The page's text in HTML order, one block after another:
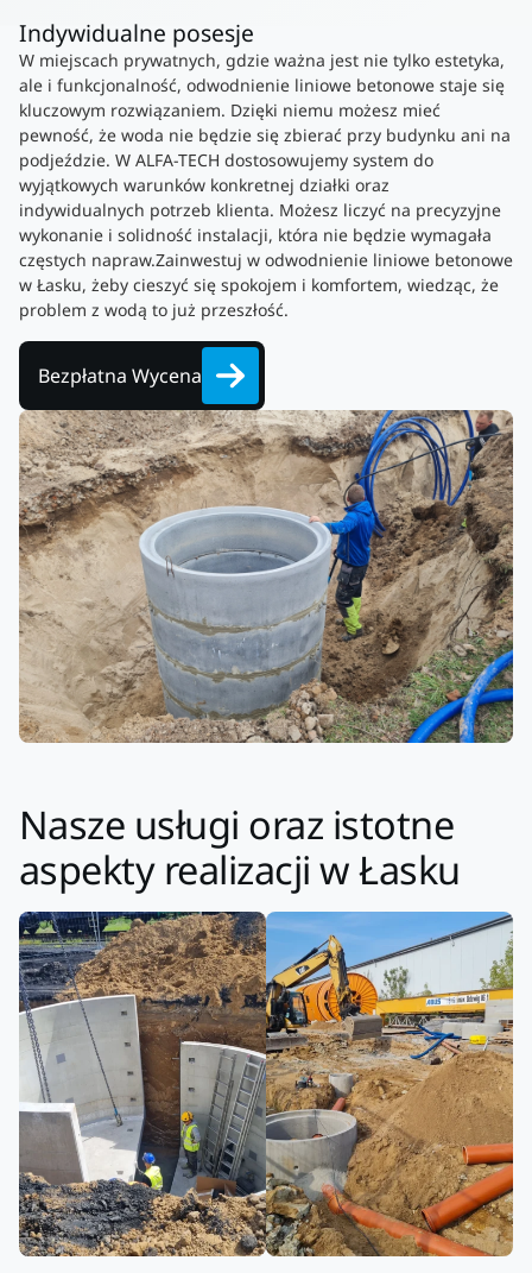
Indywidualne posesje
W miejscach prywatnych, gdzie ważna jest nie tylko estetyka,
ale i funkcjonalność, odwodnienie liniowe betonowe staje się
kluczowym rozwiązaniem. Dzięki niemu możesz mieć
pewność, że woda nie będzie się zbierać przy budynku ani na
podjeździe. W ALFA-TECH dostosowujemy system do
wyjątkowych warunków konkretnej działki oraz
indywidualnych potrzeb klienta. Możesz liczyć na precyzyjne
wykonanie i solidność instalacji, która nie będzie wymagała
częstych napraw.Zainwestuj w odwodnienie liniowe betonowe
w Łasku, żeby cieszyć się spokojem i komfortem, wiedząc, że
problem z wodą to już przeszłość.
Bezpłatna Wycena
Nasze usługi oraz istotne
aspekty realizacji w Łasku